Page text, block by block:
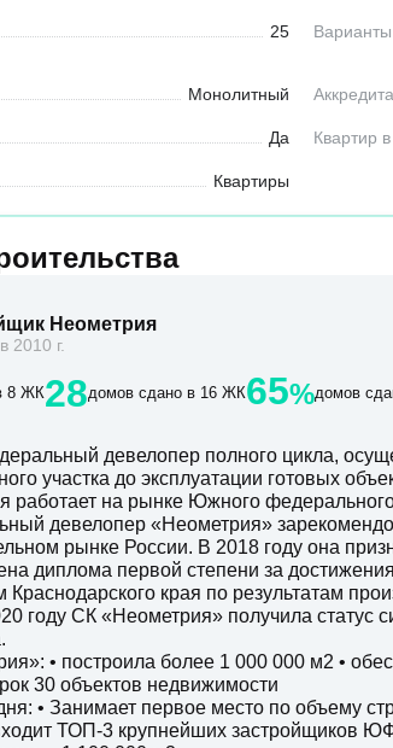
25
Монолитный
Да Квартир
Квартиры
Неометрия
2010 г.
8 ЖК28домов сдано в 16 ЖК65%домов
девелопер полного цикла,
участка до эксплуатации готовых
работает на рынке Южного федерального
девелопер «Неометрия»
рынке России. В 2018 году она
диплома первой степени за
Краснодарского края по результатам
году СК «Неометрия» получила статус
• построила более 1 000 000 м2 •
30 объектов недвижимости
• Занимает первое место по объему
ТОП-3 крупнейших застройщиков